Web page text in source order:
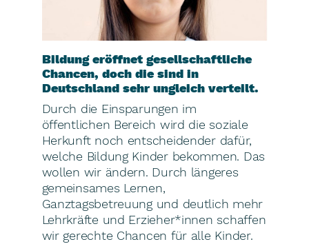
Bildung eröffnet gesellschaftliche
Chancen, doch die sind in
Deutschland sehr ungleich verteilt.
Durch die Einsparungen im
öffentlichen Bereich wird die soziale
Herkunft noch entscheidender dafür,
welche Bildung Kinder bekommen. Das
wollen wir ändern. Durch längeres
gemeinsames Lernen,
Ganztagsbetreuung und deutlich mehr
Lehrkräfte und Erzieher*innen schaffen
wir gerechte Chancen für alle Kinder.